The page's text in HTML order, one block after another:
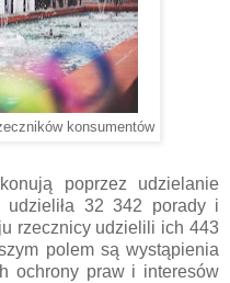
konsumentów
poprzez udzielanie
udzieliła 32 342 porady i
rzecznicy udzielili ich 443
polem są wystąpienia
ochrony praw i interesów